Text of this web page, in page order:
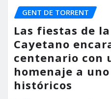
GENT DE TORRENT
Las fiestas de
Cayetano
centenario con
homenaje a
históricos